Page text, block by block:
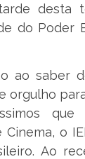
desta
do Poder
ao saber
orgulho
que
Cinema, o
Ao